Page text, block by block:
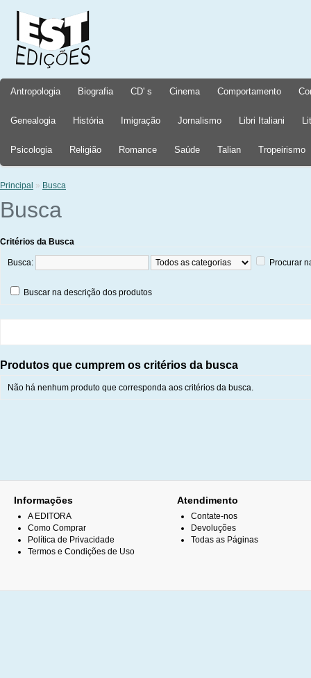
Antropologia Biografia CD' s Cinema Comportamento
Genealogia História Imigração Jornalismo Libri Italiani
Psicologia Religião Romance Saúde Talian Tropeirismo
Principal » Busca
Busca
Critérios da Busca
Busca: Procurar
Buscar na descrição dos produtos
Produtos que cumprem os critérios da busca
Não há nenhum produto que corresponda aos critérios da busca.
Informações
A EDITORA
Como Comprar
Política de Privacidade
Termos e Condições de Uso
Atendimento
Contate-nos
Devoluções
Todas as Páginas